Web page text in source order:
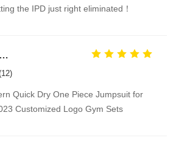
the IPD just right eliminated！
Bulk laundry detergent / washing detergent liquid for sale
Quick Dry One Piece Jumpsuit for
Customized Logo Gym Sets